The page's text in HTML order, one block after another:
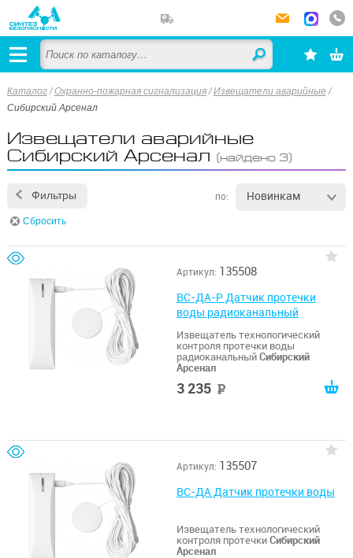
Каталог /Охранно-пожарная сигнализация /Извещатели аварийные /
Сибирский Арсенал
Извещатели аварийные
Сибирский Арсенал (найдено 3)
Фильтры по: Новинкам
Сбросить
Артикул: 135508
ВС-ДА-Р Датчик протечки
воды радиоканальный
Извещатель технологический
контроля протечки воды
радиоканальныйСибирский
Арсенал
3 235
Артикул: 135507
ВС-ДА Датчик протечки воды
Извещатель технологический
контроля протечкиСибирский
Арсенал